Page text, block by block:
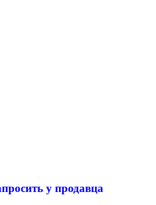
у продавца